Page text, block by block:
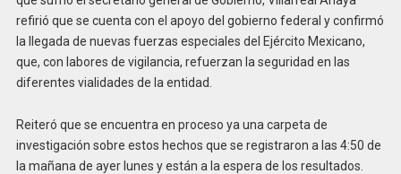
refirió que se cuenta con el apoyo del gobierno federal y confirmó
la llegada de nuevas fuerzas especiales del Ejército Mexicano,
que, con labores de vigilancia, refuerzan la seguridad en las
diferentes vialidades de la entidad.
Reiteró que se encuentra en proceso ya una carpeta de
investigación sobre estos hechos que se registraron a las 4:50 de
la mañana de ayer lunes y están a la espera de los resultados.